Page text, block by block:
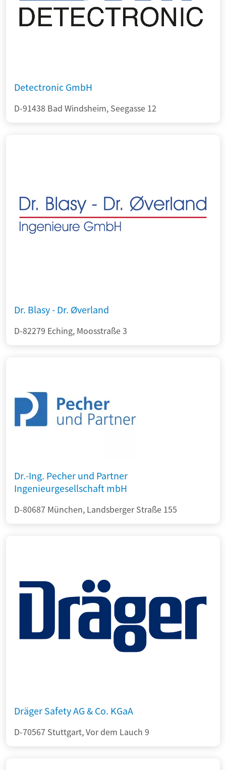
Detectronic GmbH
D-91438 Bad Windsheim, Seegasse 12
Dr. Blasy - Dr. Øverland
D-82279 Eching, Moosstraße 3
Dr.-Ing. Pecher und Partner
Ingenieurgesellschaft mbH
D-80687 München, Landsberger Straße 155
Dräger Safety AG & Co. KGaA
D-70567 Stuttgart, Vor dem Lauch 9